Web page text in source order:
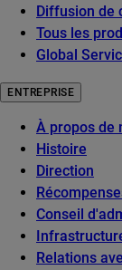
Diffusion de
Tous les
Global
ENTREPRISE
À propos de
Histoire
Direction
Conseil
Relations